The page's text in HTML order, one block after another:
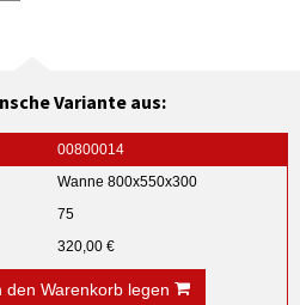
Variante aus:
00800014
Wanne 800x550x300
75
320,00 €
den Warenkorb legen